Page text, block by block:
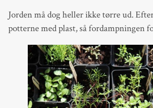
Jorden må dog heller ikke tørre ud.
potterne med plast, så fordampningen